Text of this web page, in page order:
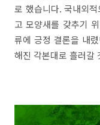
로 했습니다. 국내외
고 모양새를 갖추기
류에 긍정 결론을 내
해진 각본대로 흘러갈